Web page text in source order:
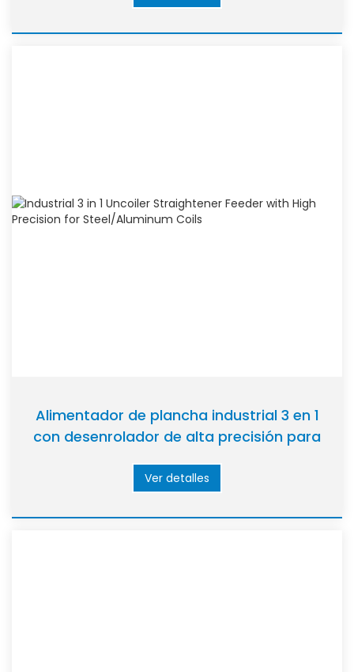
Alimentador de plancha industrial 3 en 1
con desenrolador de alta precisión para
Ver detalles